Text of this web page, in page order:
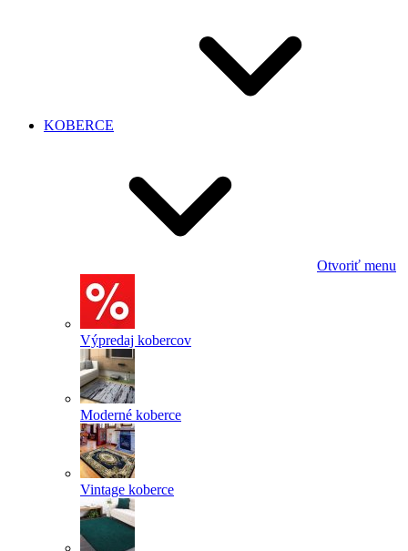
KOBERCE
Otvoriť menu
Výpredaj kobercov
Moderné koberce
Vintage koberce